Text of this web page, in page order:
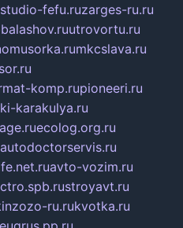
fefu.ruzarges-ru.ru
utrovortu.ru
mkcslava.ru
komp.rupioneeri.ru
karakulya.ru
ecolog.org.ru
autodoctorservis.ru
avto-vozim.ru
stroyavt.ru
ru.rukvotka.ru